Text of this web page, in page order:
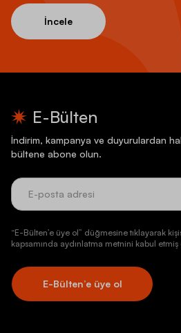
İncele
E-Bülten
İndirim, kampanya ve duyurulardan
bültene abone olun.
“E-Bülten’e üye ol” düğmesine tıklayarak
kapsamında aydınlatma metnini kabul etmiş
E-Bülten’e üye ol